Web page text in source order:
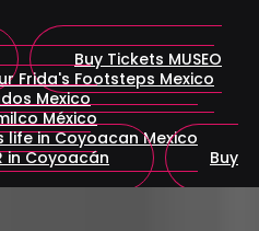
Buy Tickets MUSEO
Frida's Footsteps Mexico
Mexico
México
life in Coyoacan Mexico
in Coyoacán
Buy